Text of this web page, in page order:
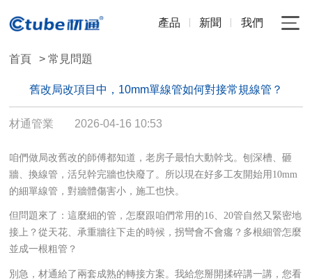
產品 新聞 我們
首頁 > 常見問題
舊改局改項目中，10mm單線管如何對接常規線管？
材通管業 2026-04-16 10:53
咱們做局改舊改的師傅都知道，老房子最怕大動幹戈。刨深槽、砸
牆、換線管，活兒幹完牆也快廢了。所以現在好多工友開始用10mm
的細單線管，對牆體傷害小，施工也快。
但問題來了：這麼細的管，怎麼跟咱們常用的16、20管自然又緊密地
接上？從天花、承重牆往下走的時候，拐彎會不會癟？多根細管怎麼
並成一根粗管？
別急，材通給了兩套成熟的轉接方案。我給您掰開揉碎講一講，您看